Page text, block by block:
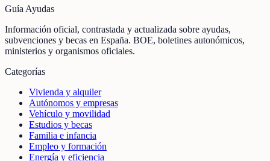
Guía Ayudas
Información oficial, contrastada y actualizada sobre ayudas,
subvenciones y becas en España. BOE, boletines autonómicos,
ministerios y organismos oficiales.
Categorías
Vivienda y alquiler
Autónomos y empresas
Vehículo y movilidad
Estudios y becas
Familia e infancia
Empleo y formación
Energía y eficiencia